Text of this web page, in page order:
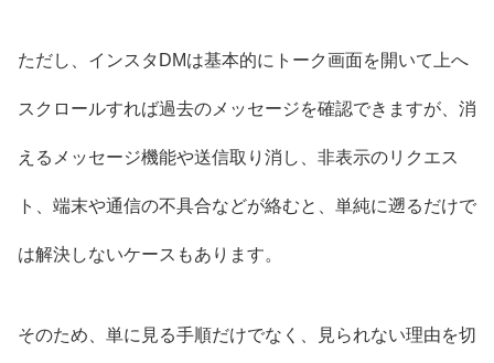
ただし、インスタDMは基本的にトーク画面を開いて上へ
スクロールすれば過去のメッセージを確認できますが、消
えるメッセージ機能や送信取り消し、非表示のリクエス
ト、端末や通信の不具合などが絡むと、単純に遡るだけで
は解決しないケースもあります。
そのため、単に見る手順だけでなく、見られない理由を切